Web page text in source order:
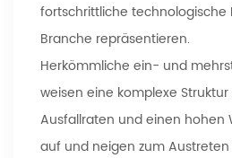
fortschrittliche technologische
Branche repräsentieren.
Herkömmliche ein- und
weisen eine komplexe
Ausfallraten und einen hohen
auf und neigen zum